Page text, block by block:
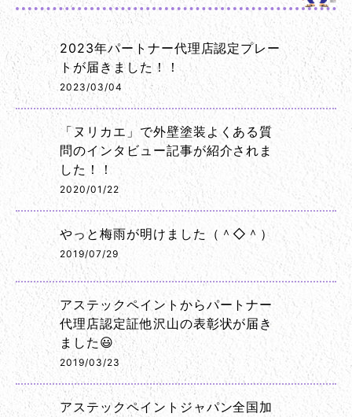
2023年パートナー代理店認定プレー
トが届きました！！
2023/03/04
「ヌリカエ」で外壁塗装よくある質
問のインタビュー記事が紹介されま
した！！
2020/01/22
やっと梅雨が明けました（＾◇＾）
2019/07/29
アステックペイントからパートナー
代理店認定証他沢山の表彰状が届き
ました😃
2019/03/23
アステックペイントジャパン全国加